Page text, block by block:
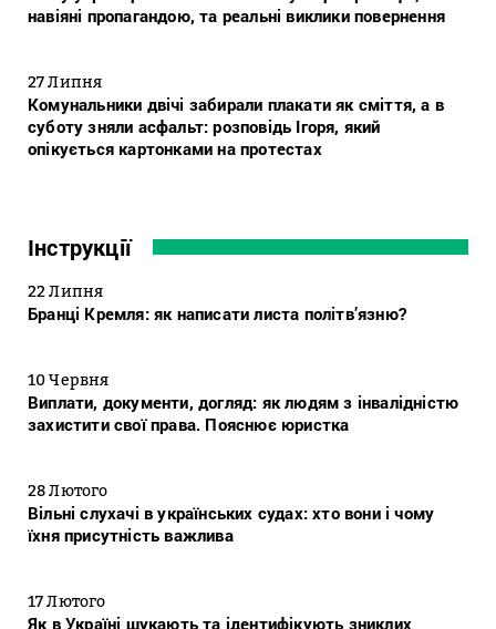
навіяні пропагандою, та реальні виклики повернення
27 Липня
Комунальники двічі забирали плакати як сміття, а в
суботу зняли асфальт: розповідь Ігоря, який
опікується картонками на протестах
Інструкції
22 Липня
Бранці Кремля: як написати листа політв’язню?
10 Червня
Виплати, документи, догляд: як людям з інвалідністю
захистити свої права. Пояснює юристка
28 Лютого
Вільні слухачі в українських судах: хто вони і чому
їхня присутність важлива
17 Лютого
Як в Україні шукають та ідентифікують зниклих